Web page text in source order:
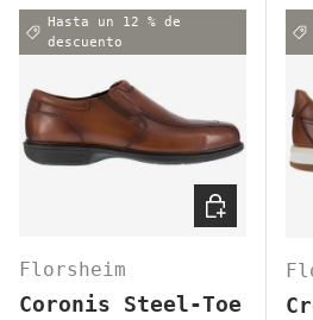
Hasta un 12 % de
descuento
Florsheim
Coronis Steel-Toe
ELEGIR